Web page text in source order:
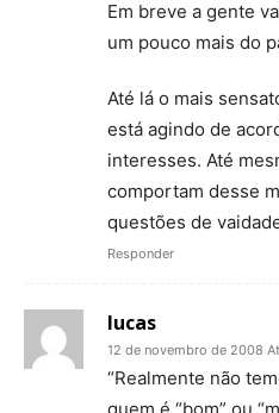
Em breve a gente
um pouco mais do
Até lá o mais
está agindo de
interesses. Até
comportam desse
questões de
Responder
lucas
12 de novembro de 2008
“Realmente não